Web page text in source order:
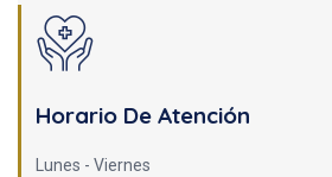
Horario De Atención
Lunes - Viernes